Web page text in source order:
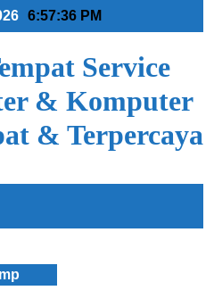
6:57:37 PM
Service
& Komputer
& Terpercaya